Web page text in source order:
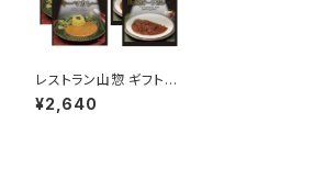
レストラン山惣 ギフトセ
ット（ﾋﾞｰﾌ､キーマ 各2/
計4個入り）
¥2,640